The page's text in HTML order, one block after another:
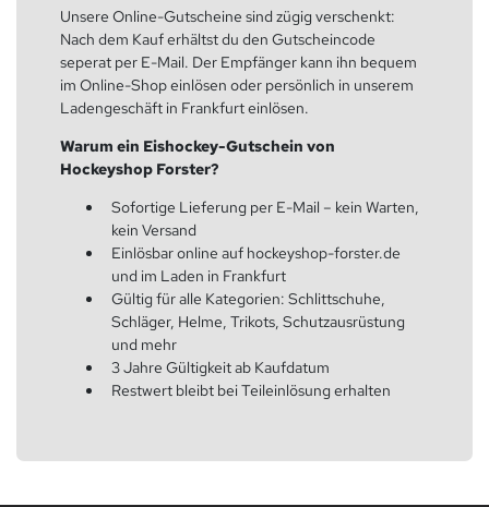
Unsere Online-Gutscheine sind zügig verschenkt:
Nach dem Kauf erhältst du den Gutscheincode
seperat per E-Mail. Der Empfänger kann ihn bequem
im Online-Shop einlösen oder persönlich in unserem
Ladengeschäft in Frankfurt einlösen.
Warum ein Eishockey-Gutschein von
Hockeyshop Forster?
Sofortige Lieferung per E-Mail – kein Warten,
kein Versand
Einlösbar online auf hockeyshop-forster.de
und im Laden in Frankfurt
Gültig für alle Kategorien: Schlittschuhe,
Schläger, Helme, Trikots, Schutzausrüstung
und mehr
3 Jahre Gültigkeit ab Kaufdatum
Restwert bleibt bei Teileinlösung erhalten